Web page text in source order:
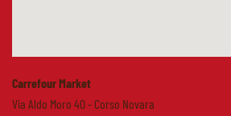
Carrefour Market
Via Aldo Moro 40 - Corso Novara